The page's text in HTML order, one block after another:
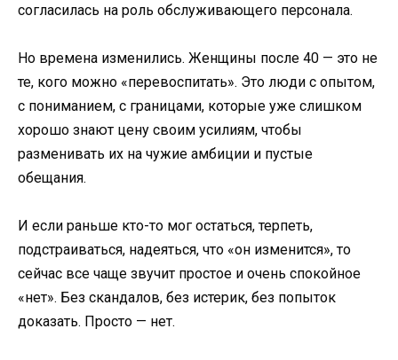
согласилась на роль обслуживающего персонала.
Но времена изменились. Женщины после 40 — это не
те, кого можно «перевоспитать». Это люди с опытом,
с пониманием, с границами, которые уже слишком
хорошо знают цену своим усилиям, чтобы
разменивать их на чужие амбиции и пустые
обещания.
И если раньше кто-то мог остаться, терпеть,
подстраиваться, надеяться, что «он изменится», то
сейчас все чаще звучит простое и очень спокойное
«нет». Без скандалов, без истерик, без попыток
доказать. Просто — нет.